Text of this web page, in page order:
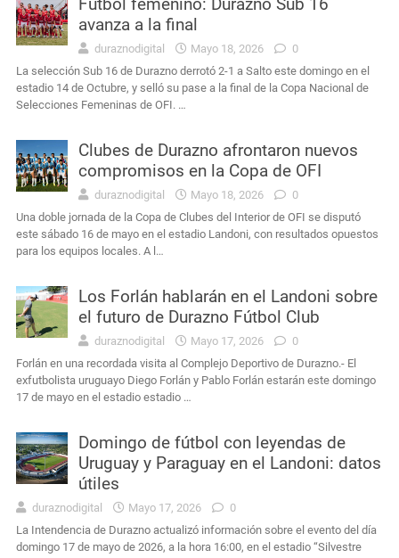
avanza a la final
duraznodigital Mayo 18, 2026
0
La selección Sub 16 de Durazno derrotó 2-1 a Salto este domingo en el
estadio 14 de Octubre, y selló su pase a la final de la Copa Nacional de
Selecciones Femeninas de OFI. …
Clubes de Durazno afrontaron nuevos
compromisos en la Copa de OFI
duraznodigital Mayo 18, 2026
0
Una doble jornada de la Copa de Clubes del Interior de OFI se disputó
este sábado 16 de mayo en el estadio Landoni, con resultados opuestos
para los equipos locales. A l…
Los Forlán hablarán en el Landoni sobre
el futuro de Durazno Fútbol Club
duraznodigital Mayo 17, 2026
0
Forlán en una recordada visita al Complejo Deportivo de Durazno.- El
exfutbolista uruguayo Diego Forlán y Pablo Forlán estarán este domingo
17 de mayo en el estadio estadio …
Domingo de fútbol con leyendas de
Uruguay y Paraguay en el Landoni: datos
útiles
duraznodigital Mayo 17, 2026
0
La Intendencia de Durazno actualizó información sobre el evento del día
domingo 17 de mayo de 2026, a la hora 16:00, en el estadio “Silvestre